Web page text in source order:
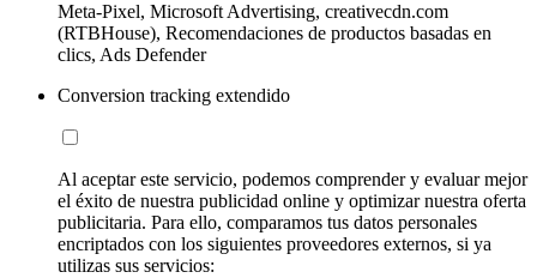
Meta-Pixel, Microsoft Advertising, creativecdn.com
(RTBHouse), Recomendaciones de productos basadas en
clics, Ads Defender
Conversion tracking extendido
Al aceptar este servicio, podemos comprender y evaluar mejor
el éxito de nuestra publicidad online y optimizar nuestra oferta
publicitaria. Para ello, comparamos tus datos personales
encriptados con los siguientes proveedores externos, si ya
utilizas sus servicios: